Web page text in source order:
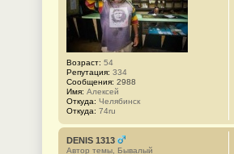
Возраст: 54
Репутация: 334
Сообщения: 2988
Имя: Алексей
Откуда: Челябинск
Откуда: 74ru
DENIS 1313
Автор темы, Бывалый